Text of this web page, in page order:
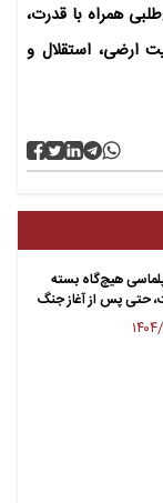
همراه با قدرت،
ارضی، استقلال و
هیچ‌گاه بسته
حتی پس از آغاز جنگ
۱۲/۶